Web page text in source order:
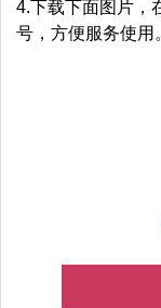
4.下载下面图片，
号，方便服务使用